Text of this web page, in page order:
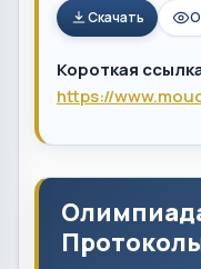
Скачать
Короткая
https://